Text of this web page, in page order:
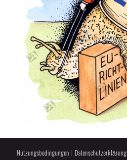
Nutzungsbedingungen Datenschutzerklärung